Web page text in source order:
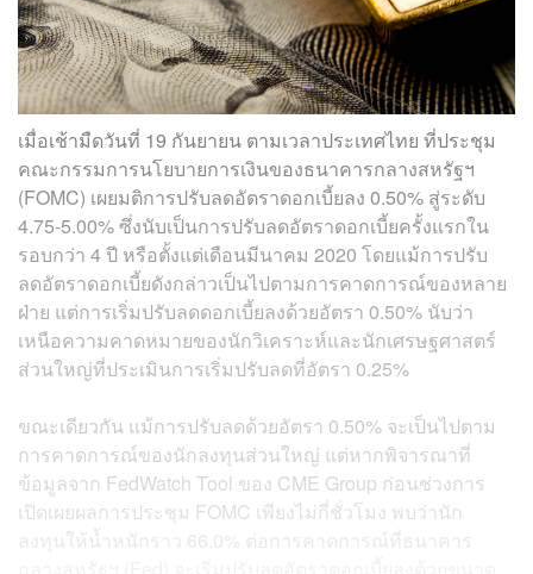
เมื่อเช้ามืดวันที่ 19 กันยายน ตามเวลาประเทศไทย ที่ประชุม
คณะกรรมการนโยบายการเงินของธนาคารกลางสหรัฐฯ
(FOMC) เผยมติการปรับลดอัตราดอกเบี้ยลง 0.50% สู่ระดับ
4.75-5.00% ซึ่งนับเป็นการปรับลดอัตราดอกเบี้ยครั้งแรกใน
รอบกว่า 4 ปี หรือตั้งแต่เดือนมีนาคม 2020 โดยแม้การปรับ
ลดอัตราดอกเบี้ยดังกล่าวเป็นไปตามการคาดการณ์ของหลาย
ฝ่าย แต่การเริ่มปรับลดดอกเบี้ยลงด้วยอัตรา 0.50% นับว่า
เหนือความคาดหมายของนักวิเคราะห์และนักเศรษฐศาสตร์
ส่วนใหญ่ที่ประเมินการเริ่มปรับลดที่อัตรา 0.25%
ขณะเดียวกัน แม้การปรับลดด้วยอัตรา 0.50% จะเป็นไปตาม
การคาดการณ์ของนักลงทุนส่วนใหญ่ แต่หากพิจารณาที่
ข้อมูลจาก FedWatch Tool ของ CME Group ก่อนช่วงการ
เปิดเผยผลการประชุม FOMC เพียงไม่กี่ชั่วโมง พบว่านัก
ลงทุนให้น้ำหนักราว 66.0% ต่อการคาดการณ์ที่ธนาคาร